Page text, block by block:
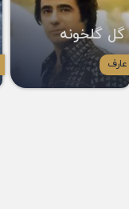
گل گلخونه
عارف